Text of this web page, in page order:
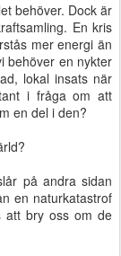
behöver. Dock är
En kris
mer energi än
behöver en nykter
lokal insats när
i fråga om att
en del i den?
på andra sidan
en naturkatastrof
att bry oss om de